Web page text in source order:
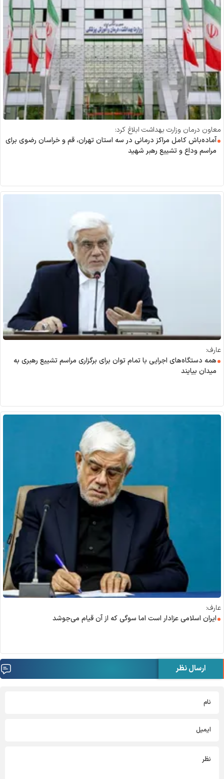
معاون درمان وزارت بهداشت ابلاغ کرد:
آماده‌باش کامل مراکز درمانی در سه استان تهران، قم و خراسان رضوی برای
مراسم وداع و تشییع رهبر شهید
عارف:
همه دستگاه‌های اجرایی با تمام توان برای برگزاری مراسم تشییع رهبری به
میدان بیایند
عارف:
ایران اسلامی عزادار است اما سوگی که از آن قیام می‌جوشد
ارسال نظر